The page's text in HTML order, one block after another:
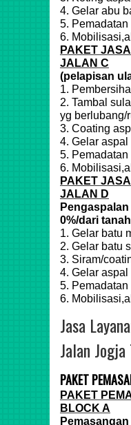
4. Gelar abu
5.
6.
PAKET
JALAN C
(pelapisan
1.
2. Tambal
yg berlubang/
3. Coating
4. Gelar aspal
5.
6.
PAKET
JALAN D
0%/dari tanah
1. Gelar batu
2. Gelar batu
3. Siram/
4. Gelar
5.
6.
Jasa
Jalan
PAKET
PAKET
BLOCK A